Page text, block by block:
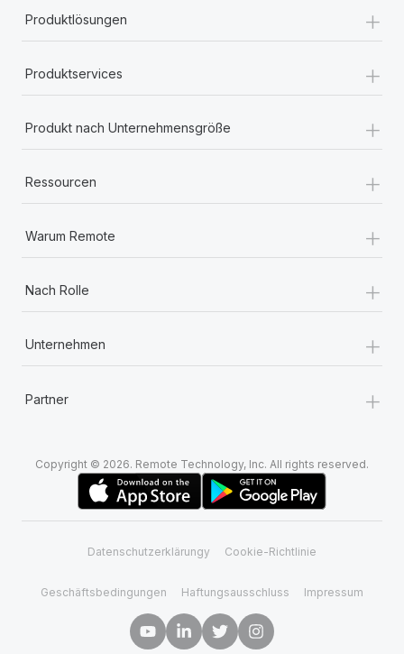
Produktlösungen +
Produktservices +
Produkt nach Unternehmensgröße +
Ressourcen +
Warum Remote +
Nach Rolle +
Unternehmen +
Partner +
Copyright © 2026. Remote Technology, Inc. All rights reserved.
Datenschutzerklärungy Cookie-Richtlinie
Geschäftsbedingungen Haftungsausschluss Impressum